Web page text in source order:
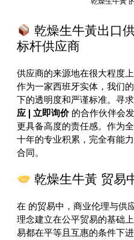
乾燥生牛黃出口
标杆供应商
供应商的来源地在很大程度
作为一家西班牙实体，我们
下的透明度和严谨标准。寻
应 | 立即询价 的合作伙伴会
更具备高度的责任感。作为
十年的专业积累，完全有能
合同。
乾燥生牛黃 贸易
在 的贸易中，商业伦理与供
理念建立在公平贸易的基础
易都在平等且互惠的条件下